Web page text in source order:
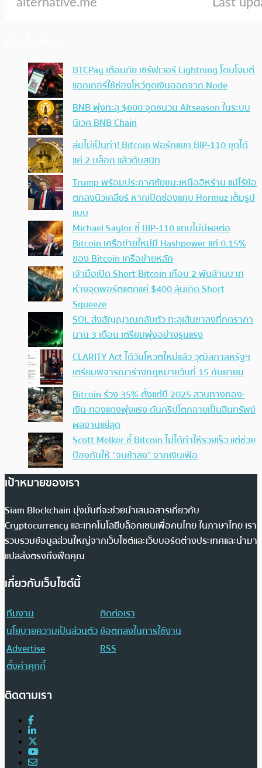
BTCPay เตือนภัย เซิร์ฟเวอร์ Lightning โดนโจมตี
แฮกเกอร์ใช้ช่องโหว่ดูดเงินออกจาก Node
BNB พุ่งทะลุ $600 จุดชนวน Altseason ในระบบ
นิเวศ BNB Chain
ล่มไม่เป็นท่า! Bitcoin ฟอร์กแยก BIP-110 ขุดได้
แค่ 2 บล็อก แล้วดับสนิท
Trump พร้อมประกาศชัยชนะเหนืออิหร่าน แม้ไร้ข้อ
ตกลงนิวเคลียร์ หากเปิดช่องแคบ Hormuz เต็มรูป
แบบ
Michael Saylor ชี้ BIP-110 แทบไม่มีผลต่อ
Bitcoin เครือข่ายใหม่มี Hashpower แค่ 0.15%
ของ Bitcoin เครือข่ายหลัก
เจ้ามือเปิด Short Bitcoin เกือบ 2 พันล้านบาท
ห่างจุดพอร์ตแตกแค่ $400 ลุ้นเกิด Short
Squeeze
SOL ส่งสัญญาณกลับตัว ทะลุเส้นขาลงที่กดราคา
นาน 3 เดือน เตรียมพุ่งอย่างรุนแรง
CLARITY Act ได้วันโหวตใหม่แล้ว วุฒิสภาสหรัฐฯ
เตรียมพิจารณาร่างกฎหมายวันที่ 15 กันยายน
Bitcoin ร่วง 35% ตั้งแต่ปี 2025 สวนทางทอง-
เงิน-ทองแดงพุ่งแรง ดันคริปโตกลายเป็นสินทรัพย์
ผลงานแย่สุด
Scott Melker ชี้ Bitcoin ไม่ได้ทำให้รวยเร็ว แต่ช่วย
ป้องกันให้ “จนช้าลง” จากเงินเฟ้อ
เป้าหมายของเรา
Siam Blockchain มุ่งมั่นที่จะช่วยนำเสนอสารเกี่ยวกับ
Cryptocurrency และเทคโนโลยีบล็อกเชนเพื่อคนไทย ในภาษาไทย เรา
รวบรวมข้อมูลส่วนใหญ่จากเว็บไซต์และเว็บบอร์ดต่างประเทศและนำมา
แปลส่งตรงถึงฟีดคุณ
เกี่ยวกับเว็บไซต์นี้
ทีมงาน
ติดต่อเรา
นโยบายความเป็นส่วนตัวข้อตกลงในการใช้งาน
Advertise
RSS
ตั้งค่าคุกกี้
ติดตามเรา